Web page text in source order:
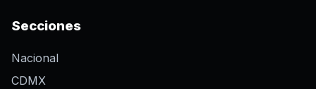
Secciones
Nacional
CDMX